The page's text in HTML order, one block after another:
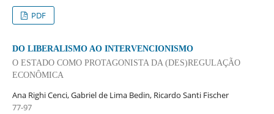
PDF
DO LIBERALISMO AO INTERVENCIONISMO
O ESTADO COMO PROTAGONISTA DA (DES)REGULAÇÃO
ECONÔMICA
Ana Righi Cenci, Gabriel de Lima Bedin, Ricardo Santi Fischer
77-97